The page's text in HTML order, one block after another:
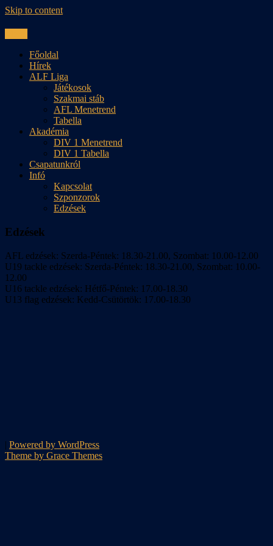
Skip to content
Főoldal
Hírek
ALF Liga
Játékosok
Szakmai stáb
AFL Menetrend
Tabella
Akadémia
DIV 1 Menetrend
DIV 1 Tabella
Csapatunkról
Infó
Kapcsolat
Szponzorok
Edzések
Edzések
AFL edzések: Szerda-Péntek: 18.30-21.00, Szombat: 10.00-12.00
U19 tackle edzések: Szerda-Péntek: 18.30-21.00, Szombat: 10.00-
12.00
U16 tackle edzések: Hétfő-Péntek: 17.00-18.30
U13 flag edzések: Kedd-Csütörtök: 17.00-18.30
| Powered by WordPress
Theme by Grace Themes